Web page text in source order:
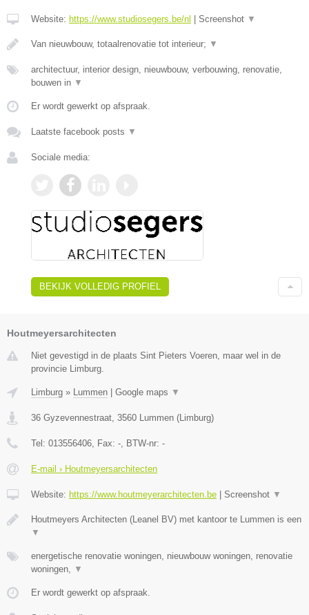
Website: https://www.studiosegers.be/nl Screenshot ▼
Van nieuwbouw, totaalrenovatie tot interieur; ▼
architectuur, interior design, nieuwbouw, verbouwing, renovatie,
bouwen in ▼
Er wordt gewerkt op afspraak.
Laatste facebook posts ▼
Sociale media:
BEKIJK VOLLEDIG PROFIEL
Houtmeyersarchitecten
Niet gevestigd in de plaats Sint Pieters Voeren, maar wel in de
provincie Limburg.
Limburg » Lummen Google maps ▼
36 Gyzevennestraat 3560 Lummen ( Limburg)
Tel: 013556406 , Fax: - , BTW-nr: -
E-mail › Houtmeyersarchitecten
Website: https://www.houtmeyerarchitecten.be Screenshot ▼
Houtmeyers Architecten (Leanel BV) met kantoor te Lummen is een
▼
energetische renovatie woningen, nieuwbouw woningen, renovatie
woningen,
▼
Er wordt gewerkt op afspraak.